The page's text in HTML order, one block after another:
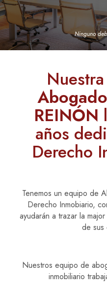
Ninguno
REINÓN
años
Derecho
Tenemos un equipo de
Derecho Inmobiario,
ayudarán a trazar la
de sus
Nuestros equipo de
inmobiliario